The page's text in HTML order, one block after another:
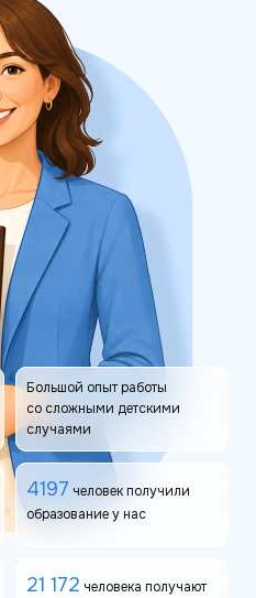
Большой опыт работы
со сложными детскими
случаями
4197 человек получили
образование у нас
21 172 человека получают